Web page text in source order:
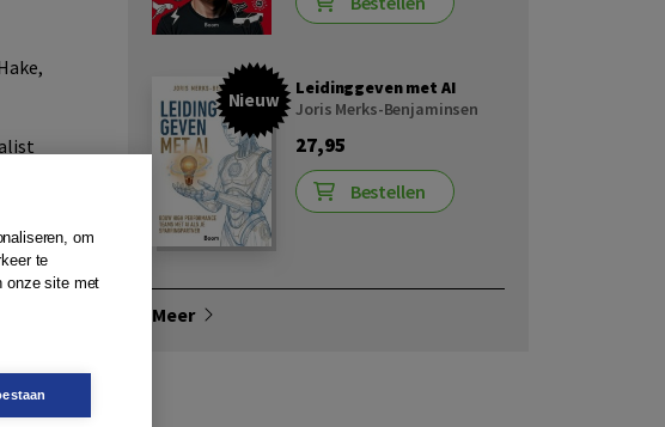
Nieuw
Leidinggeven met AI
Joris Merks-Benjaminsen
27,95
Bestellen
Meer
om
te
onze site met